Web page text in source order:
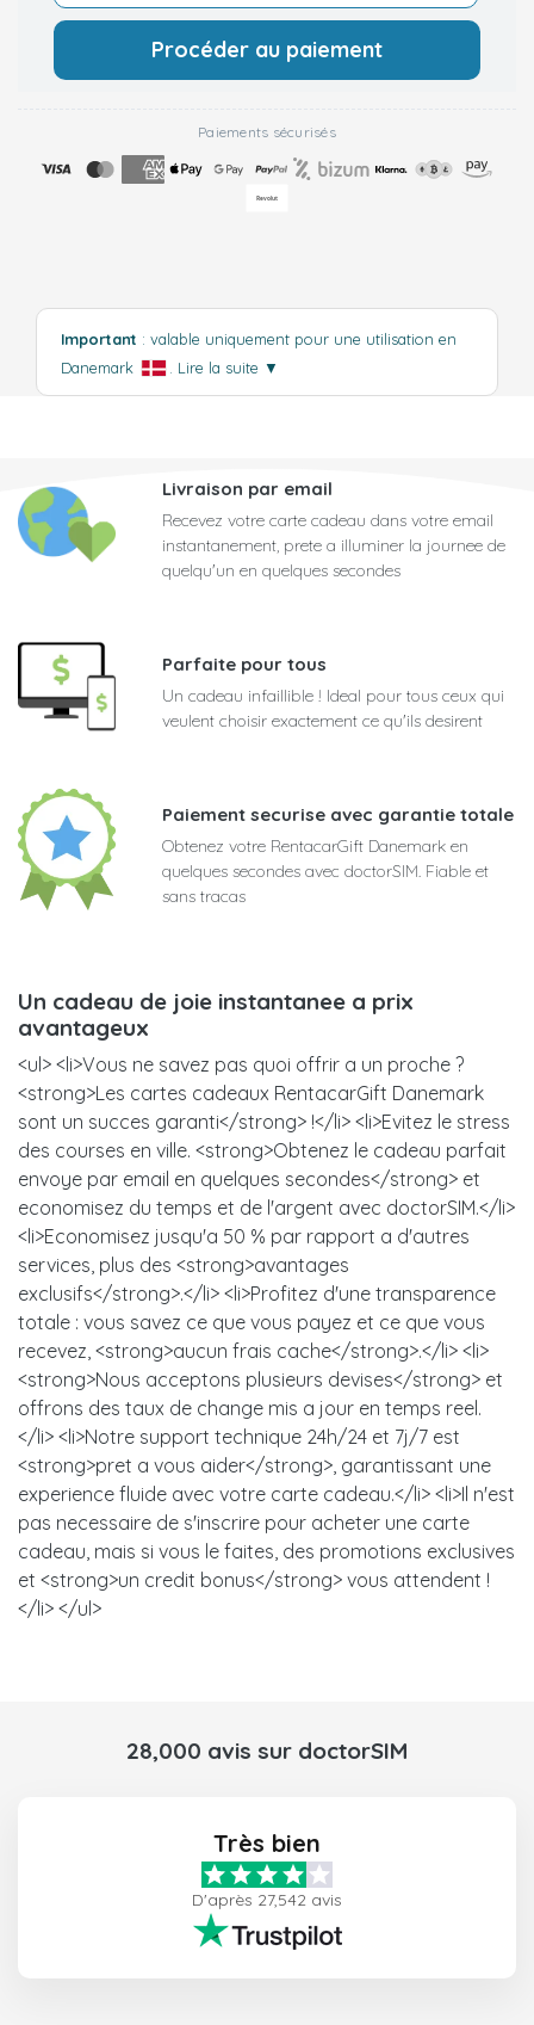
Procéder au paiement
Paiements sécurisés
Important : valable uniquement pour une utilisation en
Danemark
Lire la suite ▼
Livraison par email
Recevez votre carte cadeau dans votre email
instantanement, prete a illuminer la journee de
quelqu'un en quelques secondes
Parfaite pour tous
Un cadeau infaillible ! Ideal pour tous ceux qui
veulent choisir exactement ce qu'ils desirent
Paiement securise avec garantie totale
Obtenez votre RentacarGift Danemark en
quelques secondes avec doctorSIM. Fiable et
sans tracas
Un cadeau de joie instantanee a prix
avantageux
<ul> <li>Vous ne savez pas quoi offrir a un proche ?
<strong>Les cartes cadeaux RentacarGift Danemark
sont un succes garanti</strong> !</li> <li>Evitez le stress
des courses en ville. <strong>Obtenez le cadeau parfait
envoye par email en quelques secondes</strong> et
economisez du temps et de l'argent avec doctorSIM.</li>
<li>Economisez jusqu'a 50 % par rapport a d'autres
services, plus des <strong>avantages
exclusifs</strong>.</li> <li>Profitez d'une transparence
totale : vous savez ce que vous payez et ce que vous
recevez, <strong>aucun frais cache</strong>.</li> <li>
<strong>Nous acceptons plusieurs devises</strong> et
offrons des taux de change mis a jour en temps reel.
</li> <li>Notre support technique 24h/24 et 7j/7 est
<strong>pret a vous aider</strong>, garantissant une
experience fluide avec votre carte cadeau.</li> <li>Il n'est
pas necessaire de s'inscrire pour acheter une carte
cadeau, mais si vous le faites, des promotions exclusives
et <strong>un credit bonus</strong> vous attendent !
</li> </ul>
28,000 avis sur doctorSIM
Très bien
D'après 27,542 avis